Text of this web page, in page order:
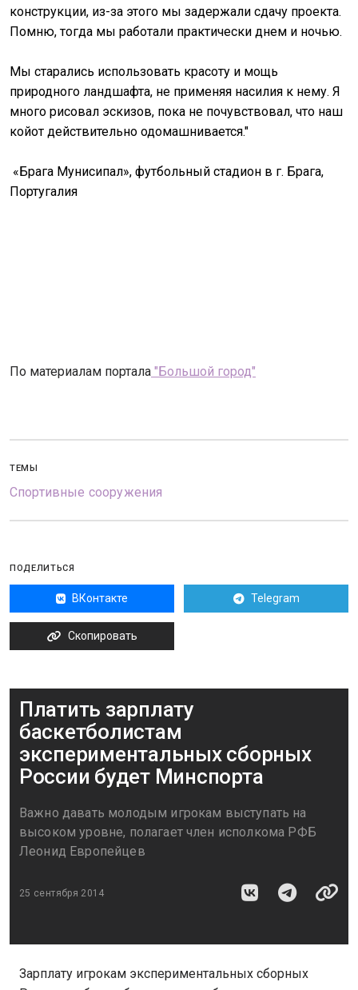
конструкции, из-за этого мы задержали сдачу проекта.
Помню, тогда мы работали практически днем и ночью.
Мы старались использовать красоту и мощь
природного ландшафта, не применяя насилия к нему. Я
много рисовал эскизов, пока не почувствовал, что наш
койот действительно одомашнивается."
«Брага Мунисипал», футбольный стадион в г. Брага,
Португалия
По материалам портала "Большой город"
ТЕМЫ
Спортивные сооружения
ПОДЕЛИТЬСЯ
ВКонтакте Telegram
Скопировать
Платить зарплату
баскетболистам
экспериментальных сборных
России будет Минспорта
Важно давать молодым игрокам выступать на
высоком уровне, полагает член исполкома РФБ
Леонид Европейцев
25 сентября 2014
Зарплату игрокам экспериментальных сборных